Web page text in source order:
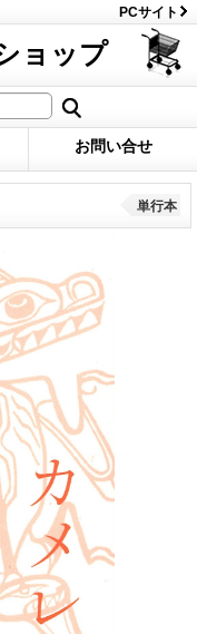
PCサイト
ョップ
お問い合せ
単行本